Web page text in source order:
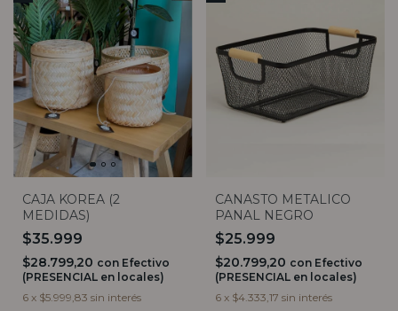
CAJA KOREA (2
MEDIDAS)
$35.999
$28.799,20 con Efectivo
(PRESENCIAL en locales)
6 x $5.999,83 sin interés
CANASTO METALICO
PANAL NEGRO
$25.999
$20.799,20 con Efectivo
(PRESENCIAL en locales)
6 x $4.333,17 sin interés